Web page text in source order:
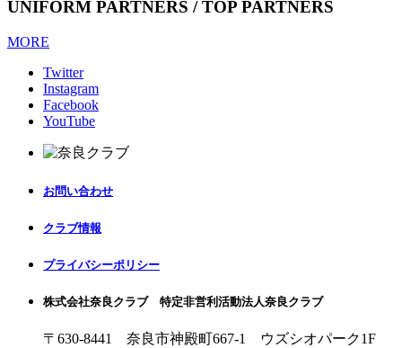
UNIFORM PARTNERS / TOP PARTNERS
MORE
Twitter
Instagram
Facebook
YouTube
お問い合わせ
クラブ情報
プライバシーポリシー
株式会社奈良クラブ 特定非営利活動法人奈良クラブ
〒630-8441 奈良市神殿町667-1
ウズシオパーク1F